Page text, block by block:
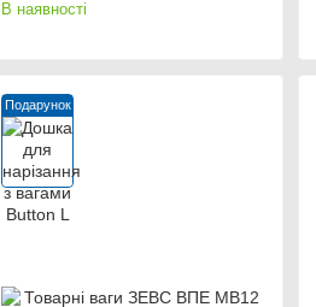
В наявності
Подарунок